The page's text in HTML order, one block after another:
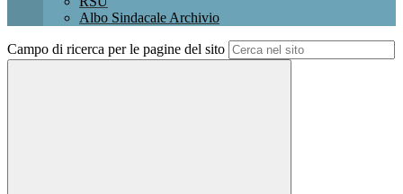
Albo Sindacale Archivio
Campo di ricerca per le pagine del sito